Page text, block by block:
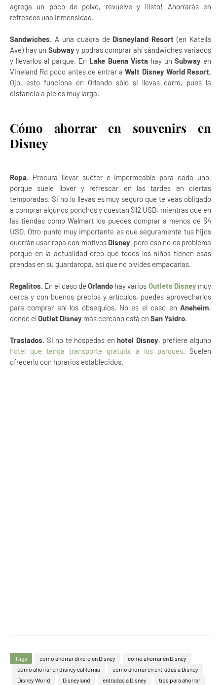
agrega un poco de polvo, revuelve y ¡listo! Ahorrarás en
refrescos una inmensidad.
Sandwiches. A una cuadra de Disneyland Resort (en Katella
Ave) hay un Subwayy podrás comprar ahí sándwiches variados
y llevarlos al parque. En Lake Buena Vistahay un Subway en
Vineland Rd poco antes de entrar aWalt Disney World Resort.
Ojo, esto funciona en Orlando sólo si llevas carro, pues la
distancia a pie es muy larga.
Cómo ahorrar en souvenirs en
Disney
Ropa. Procura llevar suéter e impermeable para cada uno,
porque suele llover y refrescar en las tardes en ciertas
temporadas. Si no lo llevas es muy seguro que te veas obligado
a comprar algunos ponchos y cuestan $12 USD, mientras que en
las tiendas como Walmart los puedes comprar a menos de $4
USD. Otro punto muy importante es que seguramente tus hijos
querrán usar ropa con motivos Disney, pero eso no es problema
porque en la actualidad creo que todos los niños tienen esas
prendas en su guardaropa, así que no olvides empacarlas.
Regalitos. En el caso de Orlando hay varios Outlets Disneymuy
cerca y con buenos precios y artículos, puedes aprovecharlos
para comprar ahí los obsequios. No es el caso en Anaheim,
donde elOutlet Disney más cercano está en San Ysidro.
Traslados. Si no te hospedas enhotel Disney, prefiere alguno
hotel que tenga transporte gratuito a los parques. Suelen
ofrecerlo con horarios establecidos.
Tags como ahorrar dinero en Disney
como ahorrar en Disney
como ahorrar en disney california
como ahorrar en entradas a Disney
Disney World
Disneyland entradas a Disney
tips para ahorrar